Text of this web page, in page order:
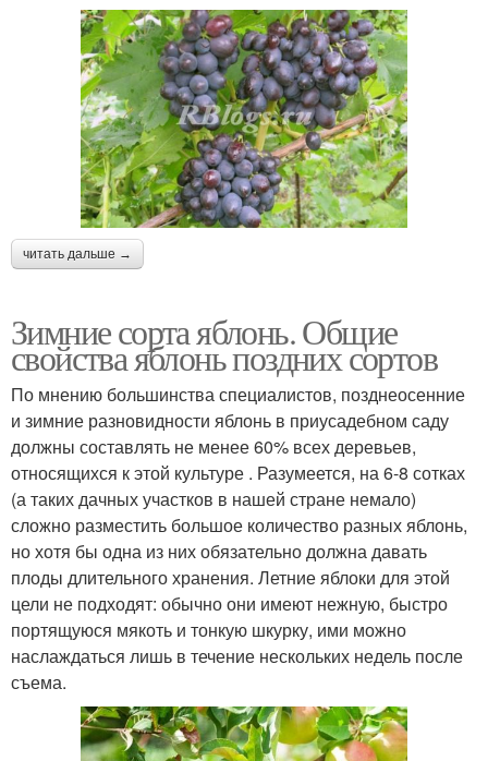
читать дальше →
Зимние сорта яблонь. Общие
свойства яблонь поздних сортов
По мнению большинства специалистов, позднеосенние
и зимние разновидности яблонь в приусадебном саду
должны составлять не менее 60% всех деревьев,
относящихся к этой культуре . Разумеется, на 6-8 сотках
(а таких дачных участков в нашей стране немало)
сложно разместить большое количество разных яблонь,
но хотя бы одна из них обязательно должна давать
плоды длительного хранения. Летние яблоки для этой
цели не подходят: обычно они имеют нежную, быстро
портящуюся мякоть и тонкую шкурку, ими можно
наслаждаться лишь в течение нескольких недель после
съема.